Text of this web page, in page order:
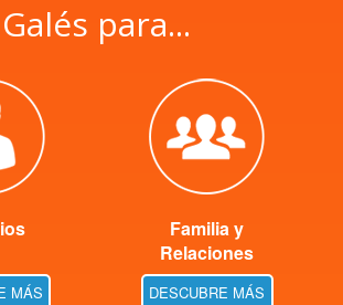
Galés para...
MÁS
Familia y
Relaciones
DESCUBRE MÁS